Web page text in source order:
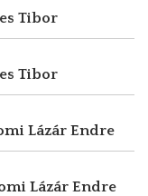
Tibor
Tibor
Lázár Endre
Lázár Endre